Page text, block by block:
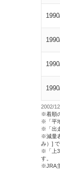
2002/
※着順
※「平
※「出
※減量
み）] で
※「上
す。
※JRA